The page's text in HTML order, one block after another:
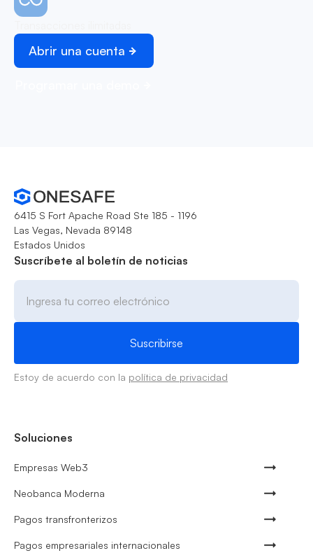
Abrir una cuenta
6415 S Fort Apache Road Ste 185 - 1196
Las Vegas, Nevada 89148
Estados Unidos
Suscríbete al boletín de noticias
Estoy de acuerdo con la política de privacidad
Soluciones
Empresas Web3
Neobanca Moderna
Pagos transfronterizos
Pagos empresariales internacionales